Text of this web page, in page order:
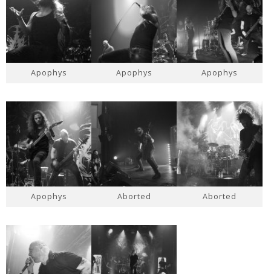
Apophys Apophys Apophys
Apophys Aborted Aborted